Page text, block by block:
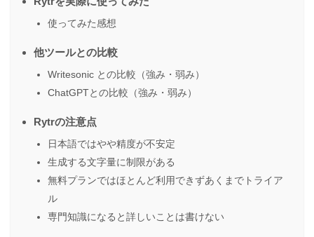
使ってみた感想
他ツールとの比較
Writesonic との比較（強み・弱み）
ChatGPTとの比較（強み・弱み）
Rytrの注意点
日本語ではやや精度が不安定
生成する文字量に制限がある
無料プランではほとんど利用できずあくまでトライア
ル
専門知識になると詳しいことは書けない